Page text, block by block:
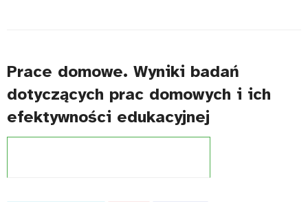
Prace domowe. Wyniki badań
dotyczących prac domowych i ich
efektywności edukacyjnej